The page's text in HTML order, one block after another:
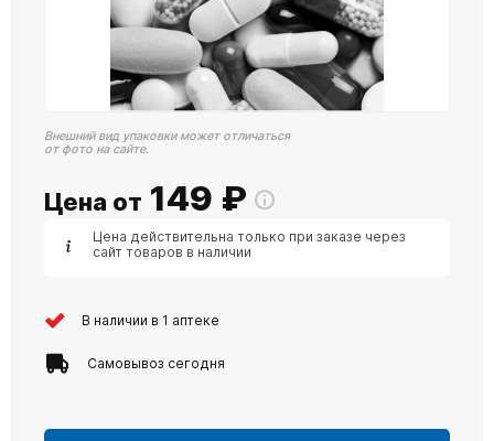
Внешний вид упаковки может отличаться
от фото на сайте.
Цена от 149 ₽
Цена действительна только при заказе через
сайт товаров в наличии
В наличии в 1 аптеке
Самовывоз сегодня